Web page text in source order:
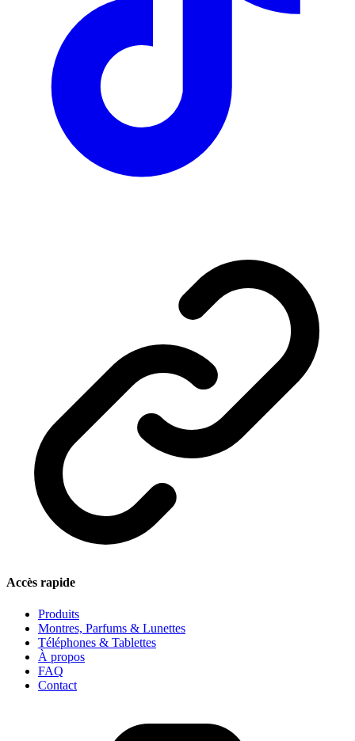
Accès rapide
Produits
Montres, Parfums & Lunettes
Téléphones & Tablettes
À propos
FAQ
Contact